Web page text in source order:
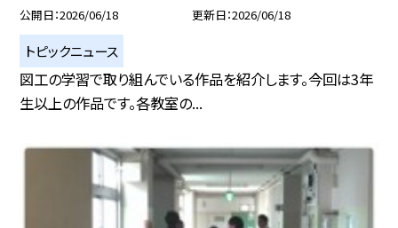
公開日 2026/06/18 更新日 2026/06/18
トピックニュース
図工の学習で取り組んでいる作品を紹介します。今回は3年
生以上の作品です。各教室の...